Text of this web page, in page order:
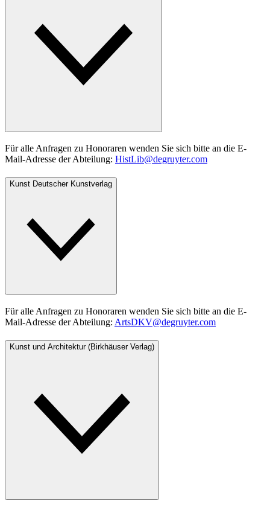
Für alle Anfragen zu Honoraren wenden Sie sich bitte an die E-
Mail-Adresse der Abteilung: HistLib@degruyter.com
Kunst Deutscher Kunstverlag
Für alle Anfragen zu Honoraren wenden Sie sich bitte an die E-
Mail-Adresse der Abteilung: ArtsDKV@degruyter.com
Kunst und Architektur (Birkhäuser Verlag)